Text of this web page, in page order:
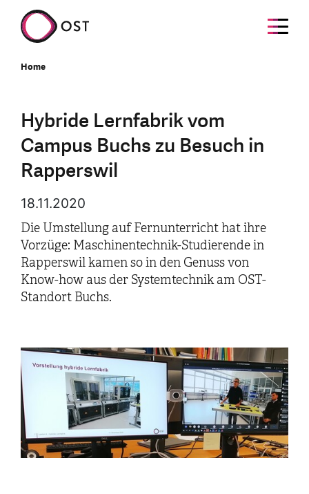
Home
Hybride Lernfabrik vom
Campus Buchs zu Besuch in
Rapperswil
18.11.2020
Die Umstellung auf Fernunterricht hat ihre
Vorzüge: Maschinentechnik-Studierende in
Rapperswil kamen so in den Genuss von
Know-how aus der Systemtechnik am OST-
Standort Buchs.